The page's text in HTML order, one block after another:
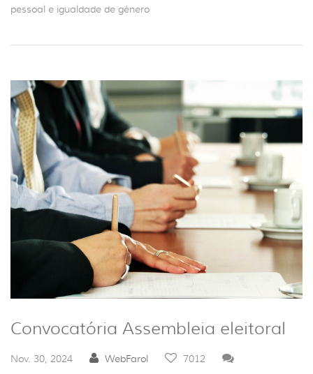
pessoal e igualdade de género
Convocatória Assembleia eleitoral
Nov. 30, 2024 WebFarol 7012